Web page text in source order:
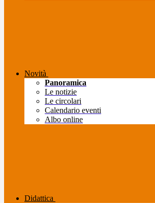
Novità
Panoramica
Le notizie
Le circolari
Calendario eventi
Albo online
Didattica